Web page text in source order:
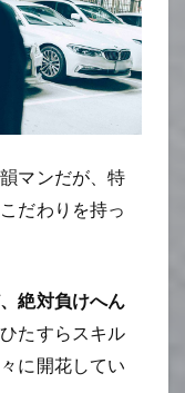
マンだが、特
だわりを持っ
絶対負けへん
たすらスキル
に開花してい